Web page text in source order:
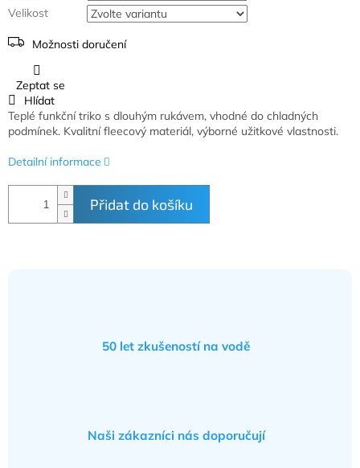
Velikost
Možnosti doručení
Přidat do košíku
Teplé funkční triko s dlouhým rukávem, vhodné do chladných
podmínek. Kvalitní fleecový materiál, výborné užitkové vlastnosti.
Detailní informace
Zeptat se
Hlídat
50 let zkušeností na vodě
Naši zákazníci nás doporučují